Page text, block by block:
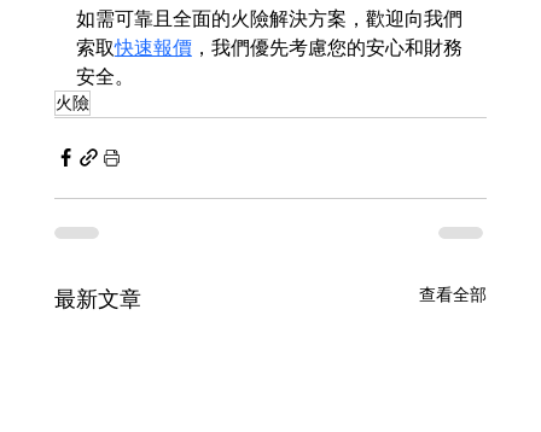
如需可靠且全面的火險解決方案，歡迎向我們
索取快速報價，我們優先考慮您的安心和財務
安全。
火險
最新文章 查看全部